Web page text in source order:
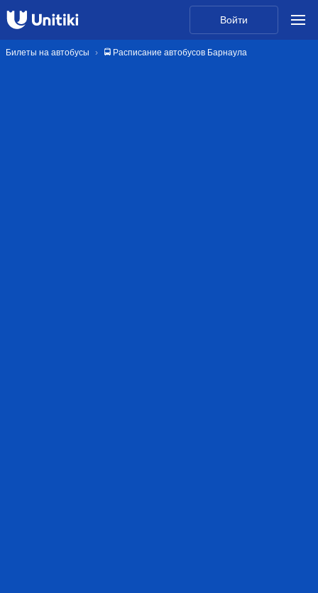
Войти
Билеты на автобусы 🚍 Расписание автобусов Барнаула